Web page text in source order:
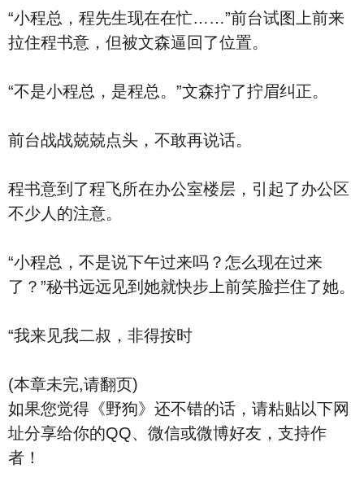
“小程总，程先生现在在忙……”前台试图上前来
拉住程书意，但被文森逼回了位置。
“不是小程总，是程总。”文森拧了拧眉纠正。
前台战战兢兢点头，不敢再说话。
程书意到了程飞所在办公室楼层，引起了办公区
不少人的注意。
“小程总，不是说下午过来吗？怎么现在过来
了？”秘书远远见到她就快步上前笑脸拦住了她。
“我来见我二叔，非得按时
(本章未完,请翻页)
如果您觉得《野狗》还不错的话，请粘贴以下网
址分享给你的QQ、微信或微博好友，支持作
者！